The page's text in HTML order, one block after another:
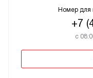
Номер для
+7
с